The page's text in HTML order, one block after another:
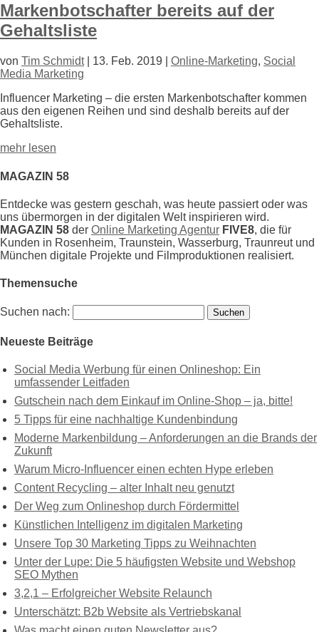
Markenbotschafter bereits auf der
Gehaltsliste
von Tim Schmidt| 13. Feb. 2019 Online-Marketing, Social
Media Marketing
Influencer Marketing – die ersten Markenbotschafter kommen
aus den eigenen Reihen und sind deshalb bereits auf der
Gehaltsliste.
mehr lesen
MAGAZIN 58
Entdecke was gestern geschah, was heute passiert oder was
uns übermorgen in der digitalen Welt inspirieren wird.
MAGAZIN 58 der Online Marketing Agentur FIVE8, die für
Kunden in Rosenheim, Traunstein, Wasserburg, Traunreut und
München digitale Projekte und Filmproduktionen realisiert.
Themensuche
Suchen nach:
Neueste Beiträge
Social Media Werbung für einen Onlineshop: Ein
umfassender Leitfaden
Gutschein nach dem Einkauf im Online-Shop – ja, bitte!
5 Tipps für eine nachhaltige Kundenbindung
Moderne Markenbildung – Anforderungen an die Brands der
Zukunft
Warum Micro-Influencer einen echten Hype erleben
Content Recycling – alter Inhalt neu genutzt
Der Weg zum Onlineshop durch Fördermittel
Künstlichen Intelligenz im digitalen Marketing
Unsere Top 30 Marketing Tipps zu Weihnachten
Unter der Lupe: Die 5 häufigsten Website und Webshop
SEO Mythen
3,2,1 – Erfolgreicher Website Relaunch
Unterschätzt: B2b Website als Vertriebskanal